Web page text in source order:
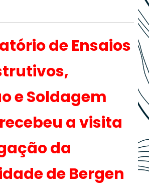
de Ensaios
e Soldagem
a visita
da
de Bergen